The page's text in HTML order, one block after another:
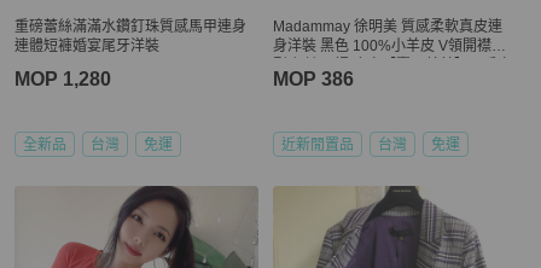
重磅蕾絲滿滿水鑽釘珠質感馬甲連身
連體短褲婚宴尾牙洋裝
MOP 1,280
全新品 台灣 免運
Madammay 徐明美 質感柔軟真皮連
身洋裝 黑色 100%小羊皮 V領開襟造
MOP 386
近新閒置品 台灣 免運